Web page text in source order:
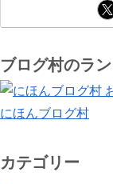
ブログ村のラ
にほんブログ村
カテゴリー